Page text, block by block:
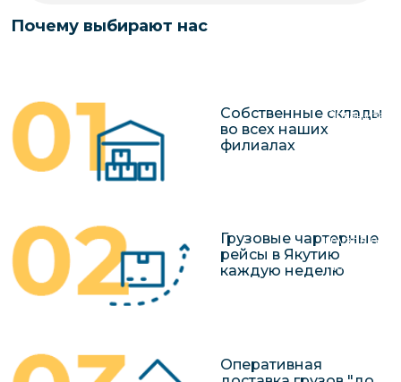
грузов в
Перевозка
Почему выбирают нас
Собственные склады
во всех наших
филиалах
Грузовые чартерные
рейсы в Якутию
каждую неделю
Оперативная